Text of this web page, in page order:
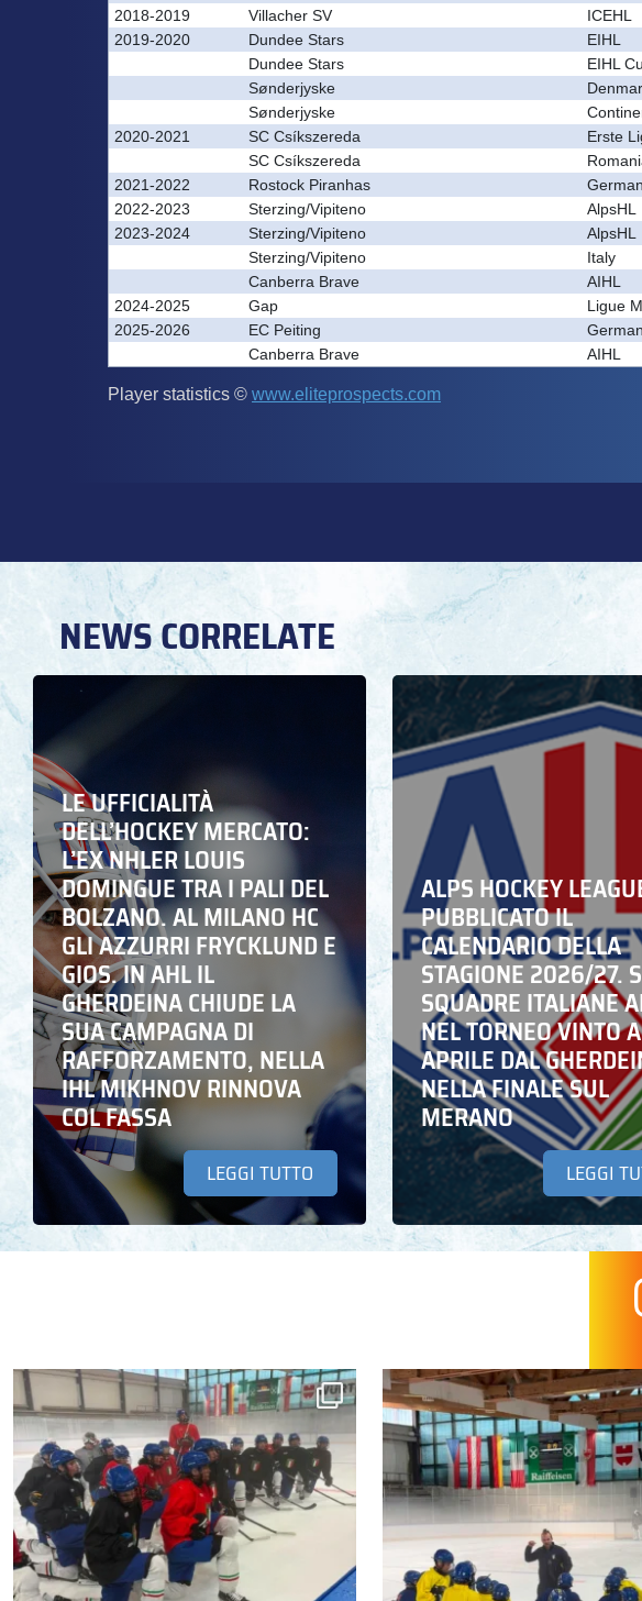
NEWS CORRELATE
LE UFFICIALITÀ
DELL’HOCKEY MERCATO:
L’EX NHLER LOUIS
DOMINGUE TRA I PALI DEL
BOLZANO. AL MILANO HC
GLI AZZURRI FRYCKLUND E
GIOS. IN AHL IL
GHERDEINA CHIUDE LA
SUA CAMPAGNA DI
RAFFORZAMENTO, NELLA
IHL MIKHNOV RINNOVA
COL FASSA
LEGGI TUTTO
ALPS HOCKEY
PUBBLICATO IL
CALENDARIO DELLA
STAGIONE 2026/27.
SQUADRE ITALIANE
NEL TORNEO VINTO
APRILE DAL
NELLA FINALE SUL
MERANO
LEGGI